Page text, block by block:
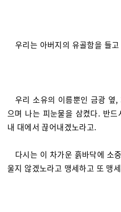
우리는 아버지의 유골함을 들
우리 소유의 이름뿐인 금광 옆
으며 나는 피눈물을 삼켰다. 반
내 대에서 끊어내겠노라고.
다시는 이 차가운 흙바닥에 소
울지 않겠노라고 맹세하고 또 맹